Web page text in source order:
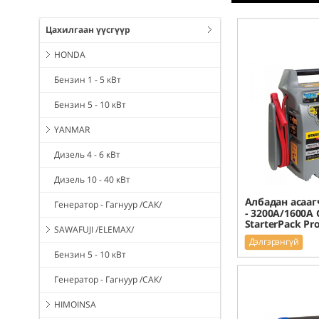
Цахилгаан үүсгүүр
HONDA
Бензин 1 - 5 кВт
Бензин 5 - 10 кВт
YANMAR
Дизель 4 - 6 кВт
Дизель 10 - 40 кВт
Генератор - Гагнуур /САК/
SAWAFUJI /ELEMAX/
Бензин 5 - 10 кВт
Генератор - Гагнуур /САК/
HIMOINSA
Албадан
- 3200A/1600A
StarterPack
Дэлгэрэнгүй